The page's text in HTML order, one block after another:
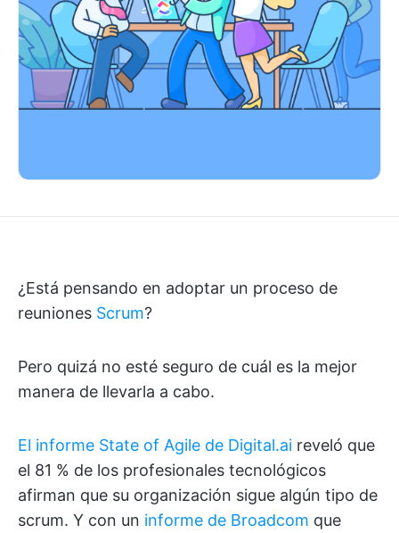
¿Está pensando en adoptar un proceso de
reuniones Scrum?
Pero quizá no esté seguro de cuál es la mejor
manera de llevarla a cabo.
El informe State of Agile de Digital.ai reveló que
el 81 % de los profesionales tecnológicos
afirman que su organización sigue algún tipo de
scrum. Y con un informe de Broadcom que